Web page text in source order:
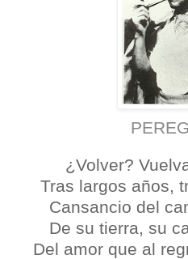
¿Volver?
Tras largos años,
Cansancio del
De su tierra, su
Del amor que al